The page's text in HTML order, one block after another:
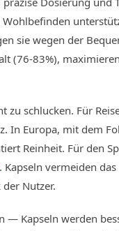
sie wegen der
(76-83%),
zu schlucken. Für
In Europa, mit dem
Reinheit. Für den
. Kapseln vermeiden
Nutzer.
— Kapseln werden